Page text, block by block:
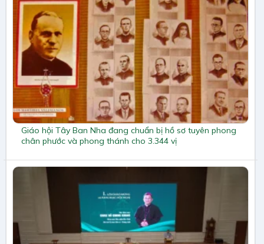
Giáo hội Tây Ban Nha đang chuẩn bị hồ sơ tuyên phong
chân phước và phong thánh cho 3.344 vị